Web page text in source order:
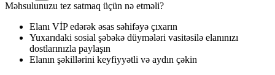
Məhsulunuzu tez satmaq üçün nə etməli?
Elanı VİP edərək əsas səhifəyə çıxarın
Yuxarıdaki sosial şəbəkə düymələri vasitəsilə elanınızı
dostlarınızla paylaşın
Elanın şəkillərini keyfiyyətli və aydın çəkin